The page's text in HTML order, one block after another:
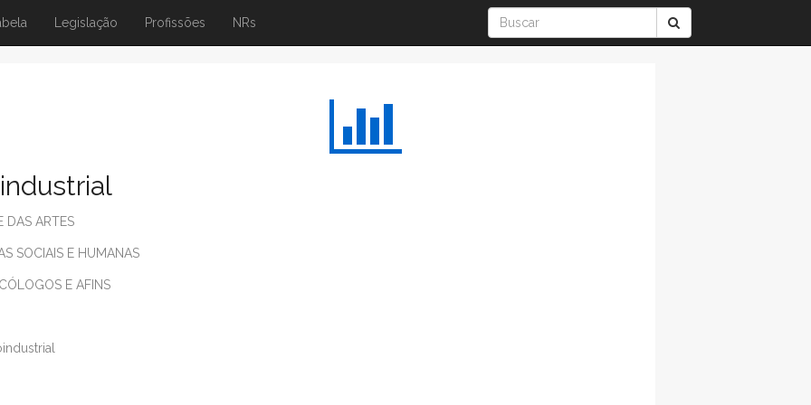
Legislação Profissões NRs
DAS ARTES
SOCIAIS E HUMANAS
E AFINS